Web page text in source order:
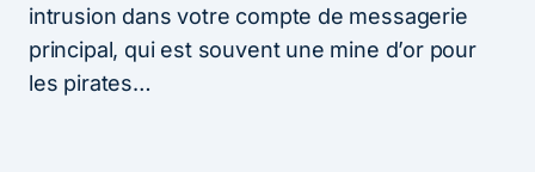
intrusion dans votre compte de messagerie
principal, qui est souvent une mine d’or pour
les pirates…